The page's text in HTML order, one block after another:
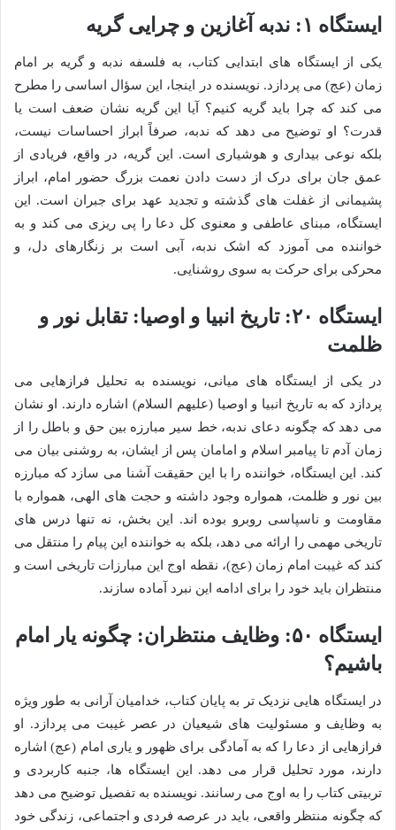
ایستگاه ۱: ندبه آغازین و چرایی گریه
یکی از ایستگاه های ابتدایی کتاب، به فلسفه ندبه و گریه بر امام
زمان (عج) می پردازد. نویسنده در اینجا، این سؤال اساسی را مطرح
می کند که چرا باید گریه کنیم؟ آیا این گریه نشان ضعف است یا
قدرت؟ او توضیح می دهد که ندبه، صرفاً ابراز احساسات نیست،
بلکه نوعی بیداری و هوشیاری است. این گریه، در واقع، فریادی از
عمق جان برای درک از دست دادن نعمت بزرگ حضور امام، ابراز
پشیمانی از غفلت های گذشته و تجدید عهد برای جبران است. این
ایستگاه، مبنای عاطفی و معنوی کل دعا را پی ریزی می کند و به
خواننده می آموزد که اشک ندبه، آبی است بر زنگارهای دل، و
محرکی برای حرکت به سوی روشنایی.
ایستگاه ۲۰: تاریخ انبیا و اوصیا: تقابل نور و
ظلمت
در یکی از ایستگاه های میانی، نویسنده به تحلیل فرازهایی می
پردازد که به تاریخ انبیا و اوصیا (علیهم السلام) اشاره دارند. او نشان
می دهد که چگونه دعای ندبه، خط سیر مبارزه بین حق و باطل را از
زمان آدم تا پیامبر اسلام و امامان پس از ایشان، به روشنی بیان می
کند. این ایستگاه، خواننده را با این حقیقت آشنا می سازد که مبارزه
بین نور و ظلمت، همواره وجود داشته و حجت های الهی، همواره با
مقاومت و ناسپاسی روبرو بوده اند. این بخش، نه تنها درس های
تاریخی مهمی را ارائه می دهد، بلکه به خواننده این پیام را منتقل می
کند که غیبت امام زمان (عج)، نقطه اوج این مبارزات تاریخی است و
منتظران باید خود را برای ادامه این نبرد آماده سازند.
ایستگاه ۵۰: وظایف منتظران: چگونه یار امام
باشیم؟
در ایستگاه هایی نزدیک تر به پایان کتاب، خدامیان آرانی به طور ویژه
به وظایف و مسئولیت های شیعیان در عصر غیبت می پردازد. او
فرازهایی از دعا را که به آمادگی برای ظهور و یاری امام (عج) اشاره
دارند، مورد تحلیل قرار می دهد. این ایستگاه ها، جنبه کاربردی و
تربیتی کتاب را به اوج می رسانند. نویسنده به تفصیل توضیح می دهد
که چگونه منتظر واقعی، باید در عرصه فردی و اجتماعی، زندگی خود